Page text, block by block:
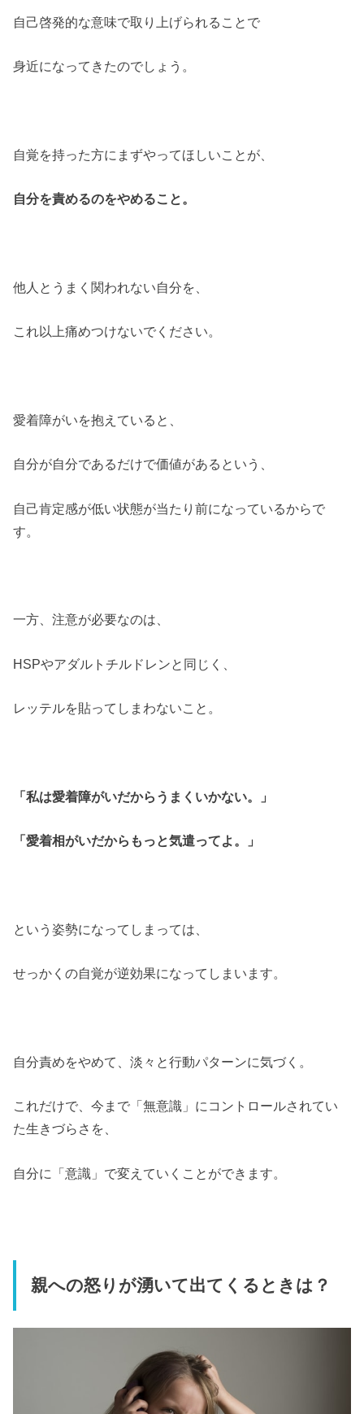
自己啓発的な意味で取り上げられることで
身近になってきたのでしょう。
自覚を持った方にまずやってほしいことが、
自分を責めるのをやめること。
他人とうまく関われない自分を、
これ以上痛めつけないでください。
愛着障がいを抱えていると、
自分が自分であるだけで価値があるという、
自己肯定感が低い状態が当たり前になっているからで
す。
一方、注意が必要なのは、
HSPやアダルトチルドレンと同じく、
レッテルを貼ってしまわないこと。
「私は愛着障がいだからうまくいかない。」
「愛着相がいだからもっと気遣ってよ。」
という姿勢になってしまっては、
せっかくの自覚が逆効果になってしまいます。
自分責めをやめて、淡々と行動パターンに気づく。
これだけで、今まで「無意識」にコントロールされてい
た生きづらさを、
自分に「意識」で変えていくことができます。
親への怒りが湧いて出てくるときは？